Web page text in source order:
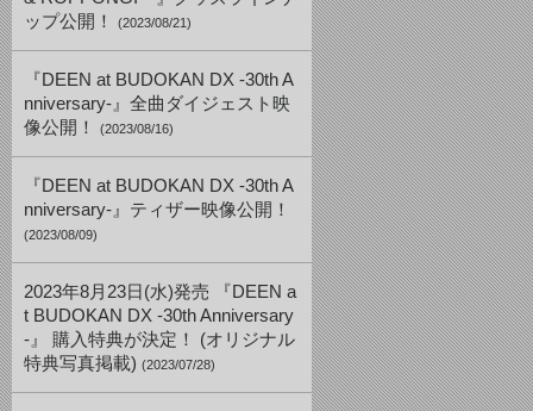
ップ公開！
(2023/08/21)
『DEEN at BUDOKAN DX -30th A
nniversary-』全曲ダイジェスト映
像公開！
(2023/08/16)
『DEEN at BUDOKAN DX -30th A
nniversary-』ティザー映像公開！
(2023/08/09)
2023年8月23日(水)発売 『DEEN a
t BUDOKAN DX -30th Anniversary
-』 購入特典が決定！ (オリジナル
特典写真掲載) (2023/07/28)